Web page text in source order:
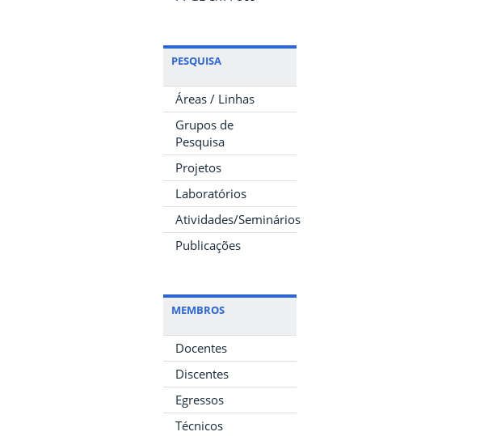
PESQUISA
Áreas / Linhas
Grupos de
Pesquisa
Projetos
Laboratórios
Atividades/Seminários
Publicações
MEMBROS
Docentes
Discentes
Egressos
Técnicos